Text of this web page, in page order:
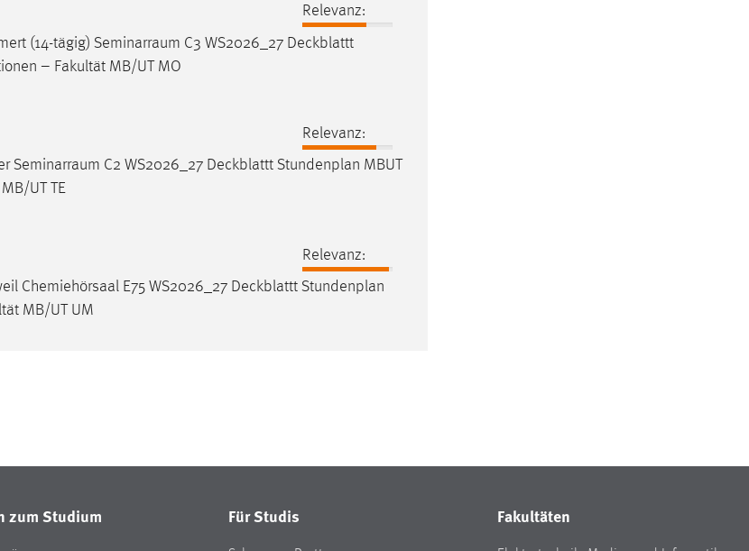
Relevanz:
(14-tägig) Seminarraum C3 WS2026_27 Deckblattt
– Fakultät MB/UT MO
Relevanz:
Seminarraum C2 WS2026_27 Deckblattt Stundenplan MBUT
UT TE
Relevanz:
Chemiehörsaal E75 WS2026_27 Deckblattt Stundenplan
MB/UT UM
zum Studium Für Studis Fakultäten